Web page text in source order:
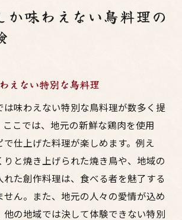
か味わえない鳥料理の
えない特別な鳥料理
は味わえない特別な鳥料理が数多く提
こでは、地元の新鮮な鶏肉を使用
で仕上げた料理が楽しめます。例え
りと焼き上げられた焼き鳥や、地域の
た創作料理は、食べる者を魅了する
せん。また、地元の人々の愛情が込め
他の地域では決して体験できない特別